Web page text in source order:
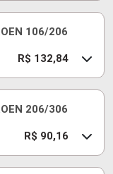
106/206
R$ 132,84
206/306
R$ 90,16